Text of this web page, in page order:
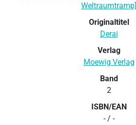
Weltraumtramp]
Originaltitel
Derai
Verlag
Moewig Verlag
Band
2
ISBN/EAN
- / -